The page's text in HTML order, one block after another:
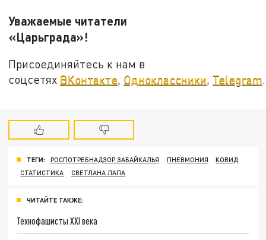
Уважаемые читатели
«Царьграда»!
Присоединяйтесь к нам в
соцсетях ВКонтакте, Одноклассники, Telegram.
ТЕГИ: РОСПОТРЕБНАДЗОР ЗАБАЙКАЛЬЯ ПНЕВМОНИЯ
КОВИД
СТАТИСТИКА
СВЕТЛАНА ЛАПА
ЧИТАЙТЕ ТАКЖЕ:
Технофашисты XXI века